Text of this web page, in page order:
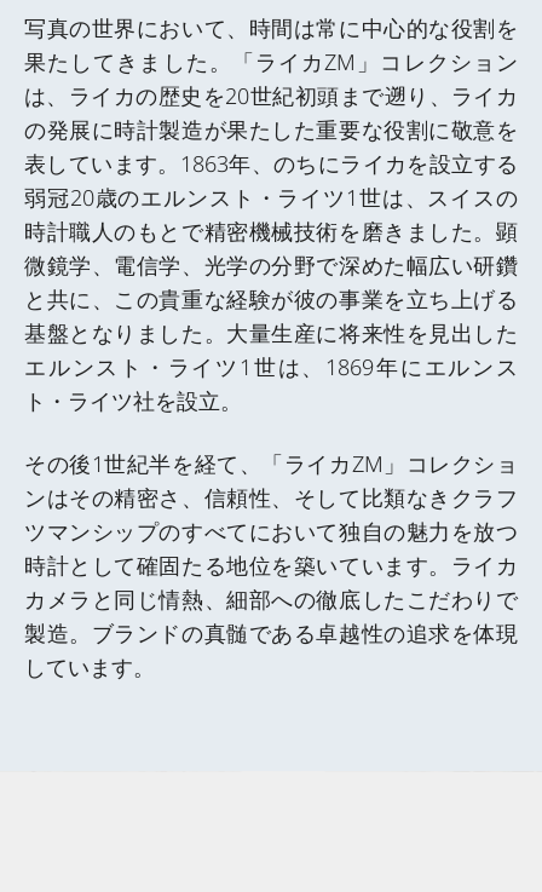
写真の世界において、時間は常に中心的な役割を
果たしてきました。「ライカZM」コレクション
は、ライカの歴史を20世紀初頭まで遡り、ライカ
の発展に時計製造が果たした重要な役割に敬意を
表しています。1863年、のちにライカを設立する
弱冠20歳のエルンスト・ライツ1世は、スイスの
時計職人のもとで精密機械技術を磨きました。顕
微鏡学、電信学、光学の分野で深めた幅広い研鑽
と共に、この貴重な経験が彼の事業を立ち上げる
基盤となりました。大量生産に将来性を見出した
エルンスト・ライツ1世は、1869年にエルンス
ト・ライツ社を設立。
その後1世紀半を経て、「ライカZM」コレクショ
ンはその精密さ、信頼性、そして比類なきクラフ
ツマンシップのすべてにおいて独自の魅力を放つ
時計として確固たる地位を築いています。ライカ
カメラと同じ情熱、細部への徹底したこだわりで
製造。ブランドの真髄である卓越性の追求を体現
しています。